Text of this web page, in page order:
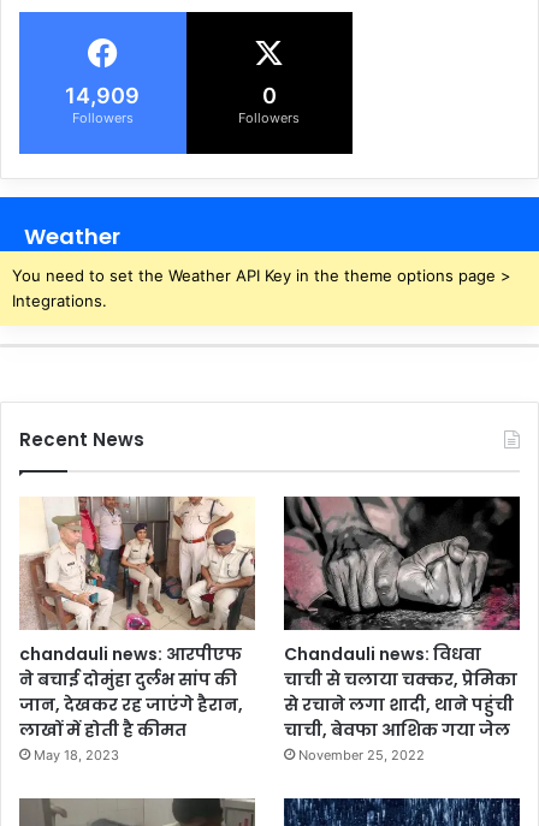
14,909
Followers
0
Followers
Weather
You need to set the Weather API Key in the theme options page >
Integrations.
Recent News
chandauli news: आरपीएफ
ने बचाई दोमुंहा दुर्लभ सांप की
जान, देखकर रह जाएंगे हैरान,
लाखों में होती है कीमत
May 18, 2023
Chandauli news: विधवा
चाची से चलाया चक्कर, प्रेमिका
से रचाने लगा शादी, थाने पहुंची
चाची, बेवफा आशिक गया जेल
November 25, 2022